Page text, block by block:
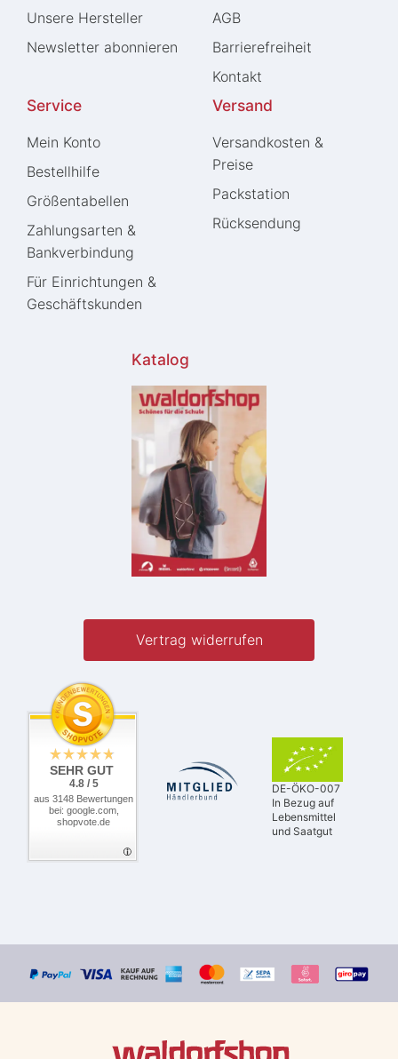
Unsere Hersteller
Newsletter abonnieren
AGB
Barrierefreiheit
Kontakt
Service
Mein Konto
Bestellhilfe
Größentabellen
Zahlungsarten &
Bankverbindung
Für Einrichtungen &
Geschäftskunden
Versand
Versandkosten &
Preise
Packstation
Rücksendung
Katalog
Vertrag widerrufen
SEHR GUT
4.8 / 5
aus 3148 Bewertungen
bei: google.com,
shopvote.de
DE-ÖKO-007
In Bezug auf
Lebensmittel
und Saatgut